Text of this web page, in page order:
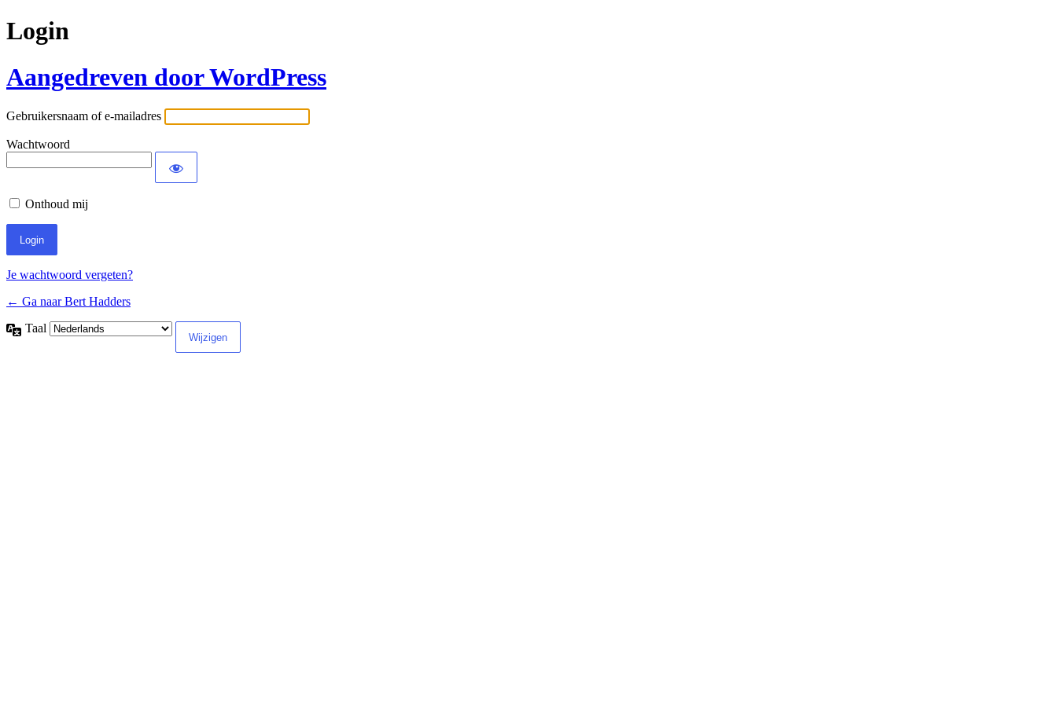
Login
Aangedreven door WordPress
Gebruikersnaam of e-mailadres
Wachtwoord
Onthoud mij
Je wachtwoord vergeten?
← Ga naar Bert Hadders
Taal